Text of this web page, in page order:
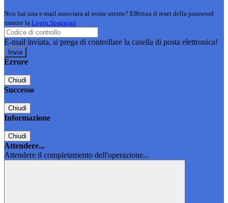
Non hai una e-mail associata al nome utente? Effettua il reset della password
tramite la Login Spaggiari
E-mail inviata, si prega di controllare la casella di posta elettronica!
Errore
Chiudi
Successo
Chiudi
Informazione
Chiudi
Attendere...
Attendere il completamento dell'operazione...